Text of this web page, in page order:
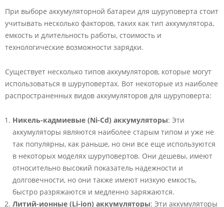
При выборе аккумуляторной батареи для шуруповерта стоит
учитывать несколько факторов, таких как тип аккумулятора,
емкость и длительность работы, стоимость и
технологические возможности зарядки.
Существует несколько типов аккумуляторов, которые могут
использоваться в шуруповертах. Вот некоторые из наиболее
распространенных видов аккумуляторов для шуруповерта:
Никель-кадмиевые (Ni-Cd) аккумуляторы: Эти
аккумуляторы являются наиболее старым типом и уже не
так популярны, как раньше, но они все еще используются
в некоторых моделях шуруповертов. Они дешевы, имеют
относительно высокий показатель надежности и
долговечности, но они также имеют низкую емкость,
быстро разряжаются и медленно заряжаются.
Литий-ионные (Li-ion) аккумуляторы: Эти аккумуляторы